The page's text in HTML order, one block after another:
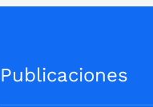
Publicaciones